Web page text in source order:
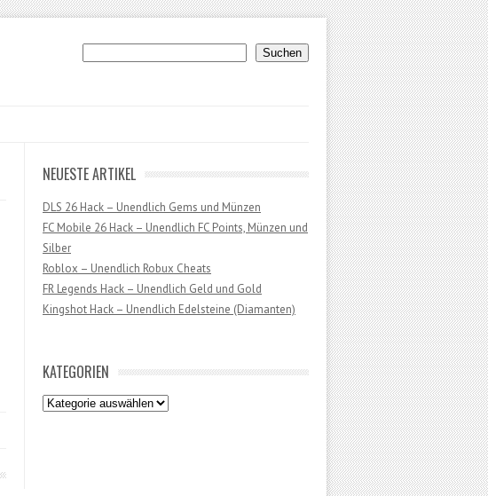
Suchen Suchen
NEUESTE ARTIKEL
DLS 26 Hack – Unendlich Gems und Münzen
FC Mobile 26 Hack – Unendlich FC Points, Münzen und
Silber
Roblox – Unendlich Robux Cheats
FR Legends Hack – Unendlich Geld und Gold
Kingshot Hack – Unendlich Edelsteine (Diamanten)
KATEGORIEN
Kategorien